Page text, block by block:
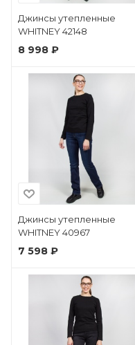
Джинсы утепленные
WHITNEY 42148
8 998 ₽
Джинсы утепленные
WHITNEY 40967
7 598 ₽